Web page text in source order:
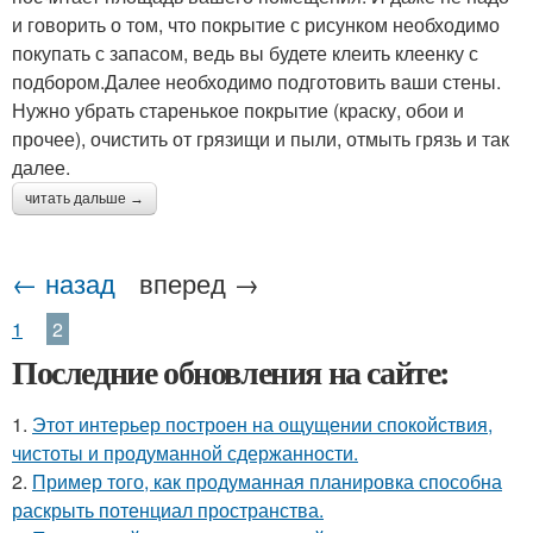
и говорить о том, что покрытие с рисунком необходимо
покупать с запасом, ведь вы будете клеить клеенку с
подбором.Далее необходимо подготовить ваши стены.
Нужно убрать старенькое покрытие (краску, обои и
прочее), очистить от грязищи и пыли, отмыть грязь и так
далее.
читать дальше →
← назад вперед →
1 2
Последние обновления на сайте:
1. Этот интерьер построен на ощущении спокойствия,
чистоты и продуманной сдержанности.
2. Пример того, как продуманная планировка способна
раскрыть потенциал пространства.